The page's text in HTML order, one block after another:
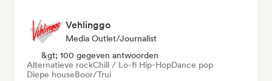
Vehlinggo
Media Outlet/Journalist
&gt; 100 gegeven antwoorden
Alternatieve rockChill / Lo-fi Hip-HopDance pop
Diepe houseBoor/Trui